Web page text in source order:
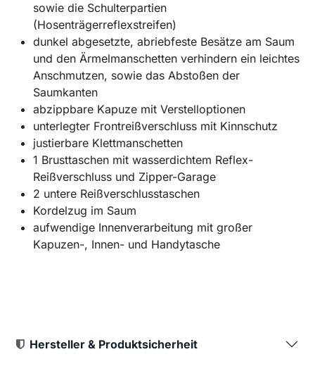
sowie die Schulterpartien
(Hosenträgerreflexstreifen)
dunkel abgesetzte, abriebfeste Besätze am Saum
und den Ärmelmanschetten verhindern ein leichtes
Anschmutzen, sowie das Abstoßen der
Saumkanten
abzippbare Kapuze mit Verstelloptionen
unterlegter Frontreißverschluss mit Kinnschutz
justierbare Klettmanschetten
1 Brusttaschen mit wasserdichtem Reflex-
Reißverschluss und Zipper-Garage
2 untere Reißverschlusstaschen
Kordelzug im Saum
aufwendige Innenverarbeitung mit großer
Kapuzen-, Innen- und Handytasche
Hersteller & Produktsicherheit